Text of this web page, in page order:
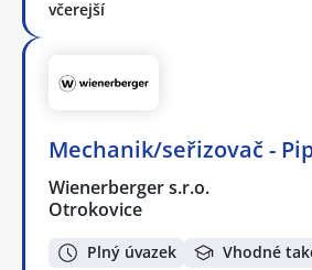
včerejší
Mechanik/seřizovač -
Wienerberger s.r.o.
Otrokovice
Plný úvazek Vhodné